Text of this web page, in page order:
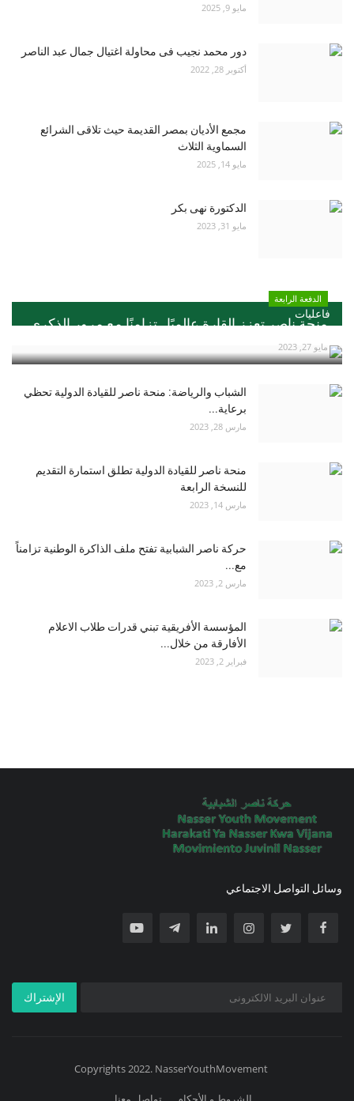
مايو 9, 2025
دور محمد نجيب فى محاولة اغتيال جمال عبد الناصر
أكتوبر 28, 2022
مجمع الأديان بمصر القديمة حيث تلاقى الشرائع
السماوية الثلاث
مايو 14, 2025
الدكتورة نهى بكر
مايو 31, 2023
فاعليات
الدفعة الرابعة
منحة ناصر تعزز القارة عالميًا ..تزامنًا مع مرور الذكري...
مايو 27, 2023
الشباب والرياضة: منحة ناصر للقيادة الدولية تحظي
برعاية...
مارس 28, 2023
منحة ناصر للقيادة الدولية تطلق استمارة التقديم
للنسخة الرابعة
مارس 14, 2023
حركة ناصر الشبابية تفتح ملف الذاكرة الوطنية تزامناً
مع...
مارس 2, 2023
المؤسسة الأفريقية تبني قدرات طلاب الاعلام
الأفارقة من خلال...
فبراير 2, 2023
وسائل التواصل الاجتماعي
الإشتراك
Copyrights 2022. NasserYouthMovement